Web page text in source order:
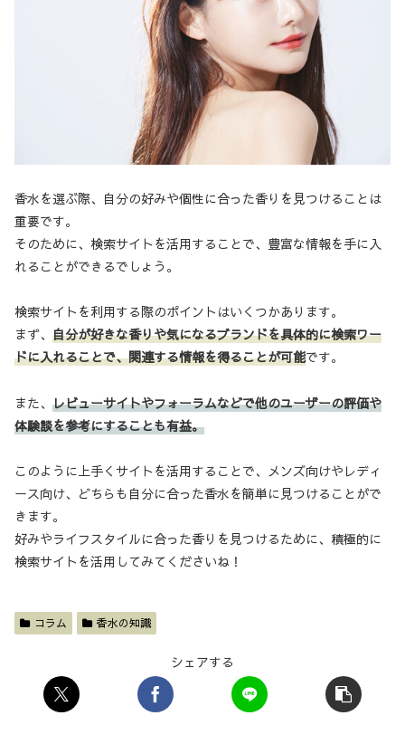
香水を選ぶ際、自分の好みや個性に合った香りを見つけることは
重要です。
そのために、検索サイトを活用することで、豊富な情報を手に入
れることができるでしょう。
検索サイトを利用する際のポイントはいくつかあります。
まず、 自分が好きな香りや気になるブランドを具体的に検索ワー
ドに入れることで、関連する情報を得ることが可能です。
また、 レビューサイトやフォーラムなどで他のユーザーの評価や
体験談を参考にすることも有益。
このように上手くサイトを活用することで、メンズ向けやレディ
ース向け、どちらも自分に合った香水を簡単に見つけることがで
きます。
好みやライフスタイルに合った香りを見つけるために、積極的に
検索サイトを活用してみてくださいね！
コラム 香水の知識
シェアする